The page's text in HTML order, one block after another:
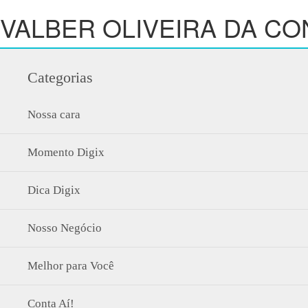
VALBER OLIVEIRA DA
Categorias
Nossa cara
Momento Digix
Dica Digix
Nosso Negócio
Melhor para Você
Conta Aí!